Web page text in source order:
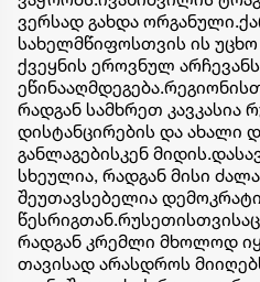
ვერსად გახდა
სახელმწიფოსთვის ის
ქვეყნის ეროვნულ არჩევანს
რადგან სამხრეთ კავკასია
დისტანცირების და ახალი
განლაგებისკენ
სხეულია, რადგან მისი
შეუთავსებელია
რადგან კრემლი მხოლოდ
თავისად არასდროს